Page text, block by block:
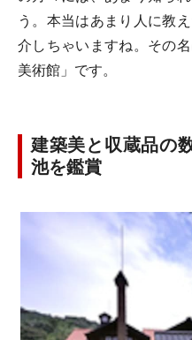
う。本当はあまり人に教
介しちゃいますね。その
美術館」です。
建築美と収蔵品の
池を鑑賞